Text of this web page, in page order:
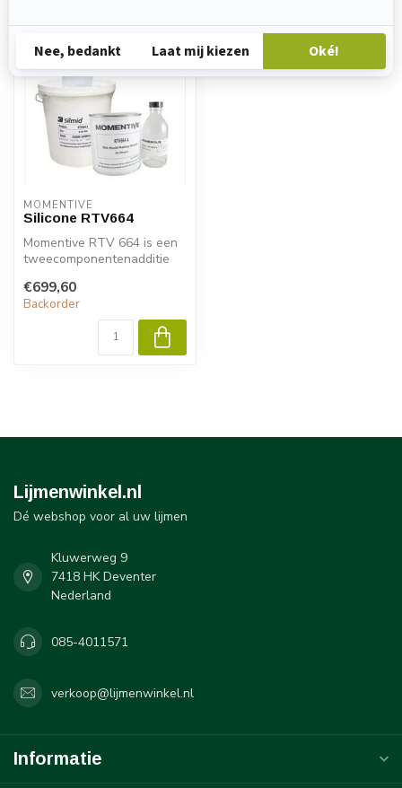
MOMENTIVE
Silicone RTV664
Momentive RTV 664 is een
tweecomponentenadditie
me...
€699,60
Backorder
Lijmenwinkel.nl
Dé webshop voor al uw lijmen
Kluwerweg 9
7418 HK Deventer
Nederland
085-4011571
verkoop@lijmenwinkel.nl
Informatie